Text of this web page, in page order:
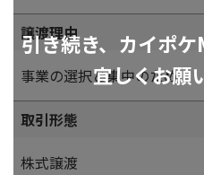
引き続き、カイポ
宜しくお願
譲渡理由
事業の選択と集中のため
取引形態
株式譲渡